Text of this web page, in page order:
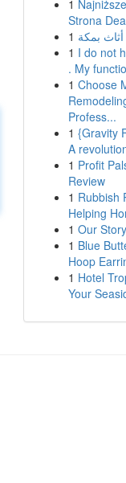
1
Strona
1 بمكة
1 I do not
. My
1 Choose
Profess...
1 {Gravity
A
1 Profit
Review
1 Rubbish
Helping
1 Our
1 Blue
Hoop
1 Hotel
Your